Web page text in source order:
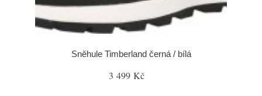
Sněhule Timberland černá / bílá
3 499 Kč